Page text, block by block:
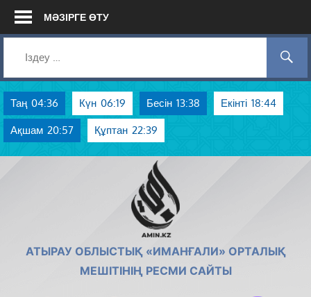
Skip
МӘЗІРГЕ ӨТУ
Таң 04:36 Күн 06:19 Бесін 13:38 Екінті 18:44
Ақшам 20:57 Құптан 22:39
АТЫРАУ ОБЛЫСТЫҚ «ИМАНҒАЛИ» ОРТАЛЫҚ
МЕШІТІНІҢ РЕСМИ САЙТЫ